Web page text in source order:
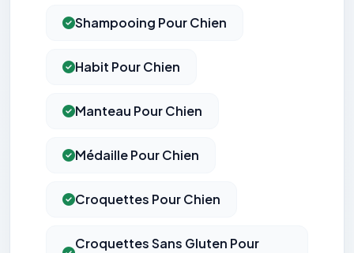
Shampooing Pour Chien
Habit Pour Chien
Manteau Pour Chien
Médaille Pour Chien
Croquettes Pour Chien
Croquettes Sans Gluten Pour